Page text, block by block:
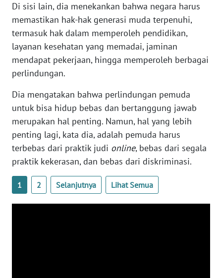
Di sisi lain, dia menekankan bahwa negara harus
memastikan hak-hak generasi muda terpenuhi,
termasuk hak dalam memperoleh pendidikan,
layanan kesehatan yang memadai, jaminan
mendapat pekerjaan, hingga memperoleh berbagai
perlindungan.
Dia mengatakan bahwa perlindungan pemuda
untuk bisa hidup bebas dan bertanggung jawab
merupakan hal penting. Namun, hal yang lebih
penting lagi, kata dia, adalah pemuda harus
terbebas dari praktik judi online, bebas dari segala
praktik kekerasan, dan bebas dari diskriminasi.
1 2 Selanjutnya Lihat Semua
BARAT
WN
RIAU
WN
WN
JAMBI
WN
SULTRA
NTB